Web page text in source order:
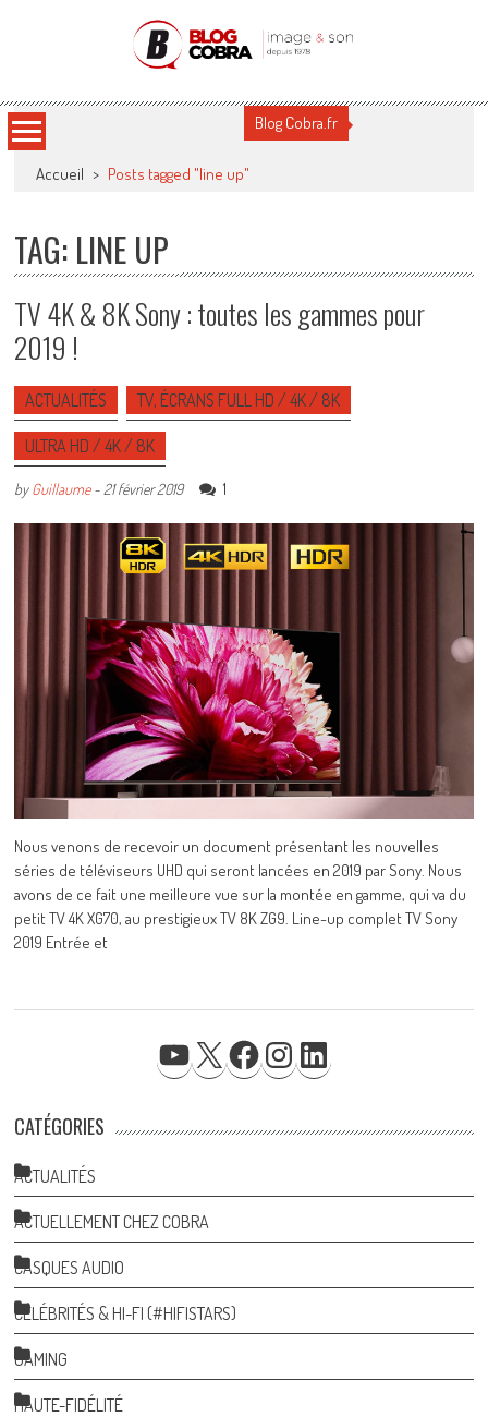
Blog Cobra
Blog Cobra.fr
Accueil > Posts tagged "line up"
TAG: LINE UP
TV 4K & 8K Sony : toutes les gammes pour
2019 !
ACTUALITÉS TV, ÉCRANS FULL HD / 4K / 8K
ULTRA HD / 4K / 8K
byGuillaume- 21 février 2019 1
Nous venons de recevoir un document présentant les nouvelles
séries de téléviseurs UHD qui seront lancées en 2019 par Sony. Nous
avons de ce fait une meilleure vue sur la montée en gamme, qui va du
petit TV 4K XG70, au prestigieux TV 8K ZG9. Line-up complet TV Sony
2019 Entrée et
YOUTUBE
CATÉGORIES
ACTUALITÉS
ACTUELLEMENT CHEZ COBRA
CASQUES AUDIO
CÉLÉBRITÉS & HI-FI (#HIFISTARS)
GAMING
HAUTE-FIDÉLITÉ